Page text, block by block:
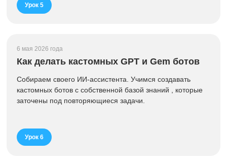
Урок 5
6 мая 2026 года
Как делать кастомных GPT и Gem ботов
Собираем своего ИИ-ассистента. Учимся создавать
кастомных ботов с собственной базой знаний , которые
заточены под повторяющиеся задачи.
Урок 6